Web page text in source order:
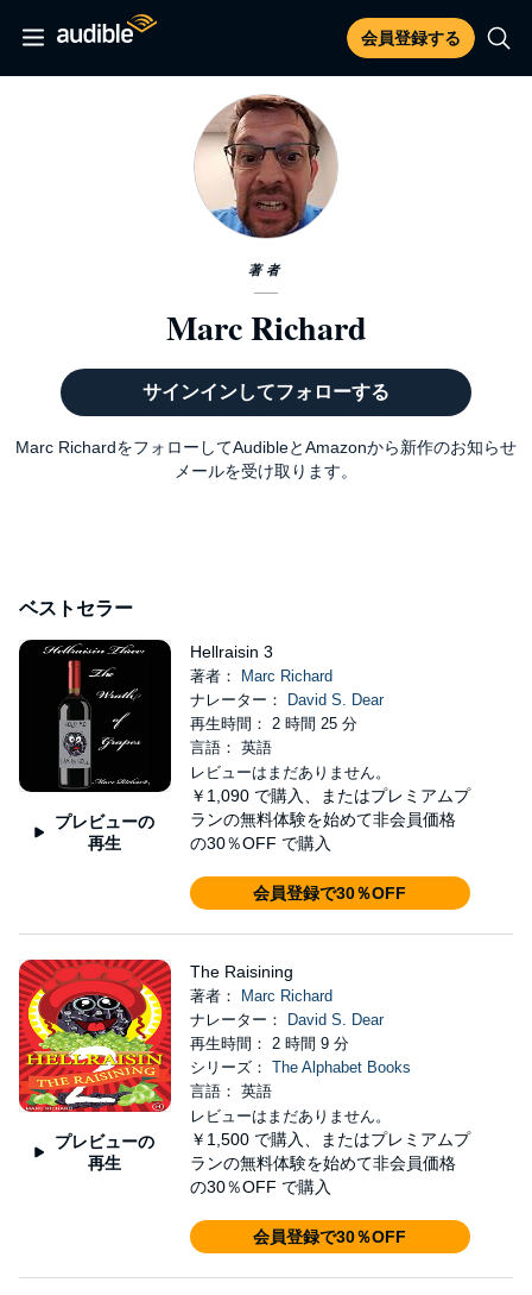
会員登録する
著者
Marc Richard
サインインしてフォローする
Marc RichardをフォローしてAudibleとAmazonから新作のお知らせ
メールを受け取ります。
ベストセラー
プレビューの
再生
Hellraisin 3
著者：
Marc Richard
ナレーター：
David S. Dear
再生時間： 2 時間 25 分
言語： 英語
レビューはまだありません。
￥1,090 で購入、またはプレミアムプ
ランの無料体験を始めて非会員価格
の30％OFF で購入
会員登録で30％OFF
プレビューの
再生
The Raisining
著者：
Marc Richard
ナレーター：
David S. Dear
再生時間： 2 時間 9 分
シリーズ： The Alphabet Books
言語： 英語
レビューはまだありません。
￥1,500 で購入、またはプレミアムプ
ランの無料体験を始めて非会員価格
の30％OFF で購入
会員登録で30％OFF